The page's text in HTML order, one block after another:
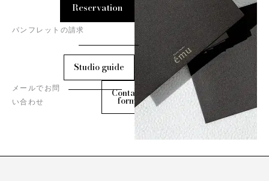
Reservation
パンフレットの請求
Studio guide
メールでお問
い合わせ
Contact
form